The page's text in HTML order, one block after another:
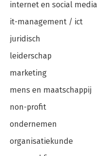
internet en social media
it-management / ict
juridisch
leiderschap
marketing
mens en maatschappij
non-profit
ondernemen
organisatiekunde